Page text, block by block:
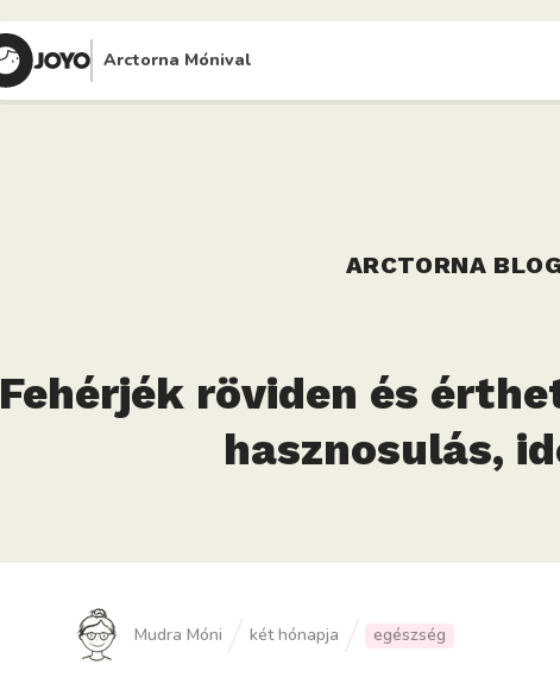
Arctorna Mónival
ARCTORNA BLOG
Fehérjék röviden és
hasznosulás,
Mudra Móni két hónapja egészség